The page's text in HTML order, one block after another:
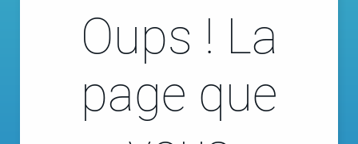
Oups ! La
page que